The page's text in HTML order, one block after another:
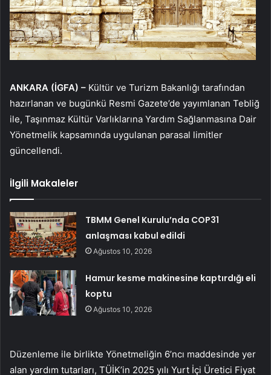
ANKARA (İGFA) – Kültür ve Turizm Bakanlığı tarafından
hazırlanan ve bugünkü Resmi Gazete’de yayımlanan Tebliğ
ile, Taşınmaz Kültür Varlıklarına Yardım Sağlanmasına Dair
Yönetmelik kapsamında uygulanan parasal limitler
güncellendi.
İlgili Makaleler
TBMM Genel Kurulu’nda COP31
anlaşması kabul edildi
Ağustos 10, 2026
Hamur kesme makinesine kaptırdığı eli
koptu
Ağustos 10, 2026
Düzenleme ile birlikte Yönetmeliğin 6’ncı maddesinde yer
alan yardım tutarları, TÜİK’in 2025 yılı Yurt İçi Üretici Fiyat